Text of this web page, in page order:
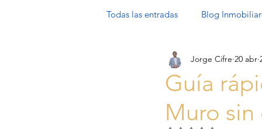
Todas las entradas Blog
Propiedades de Lujo en Mallorca
Villas en Mallorca: Lujo, Estilo
Guía
Muro
Jorge Cifre 20 abr